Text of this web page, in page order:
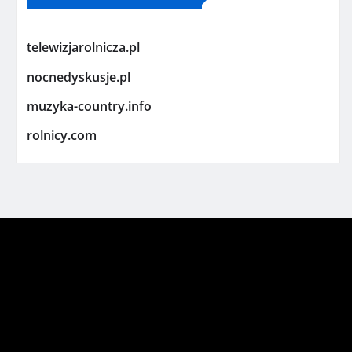
telewizjarolnicza.pl
nocnedyskusje.pl
muzyka-country.info
rolnicy.com